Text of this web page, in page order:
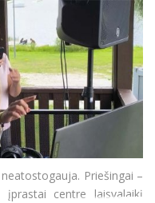
Priešingai –
centre laisvalaikį